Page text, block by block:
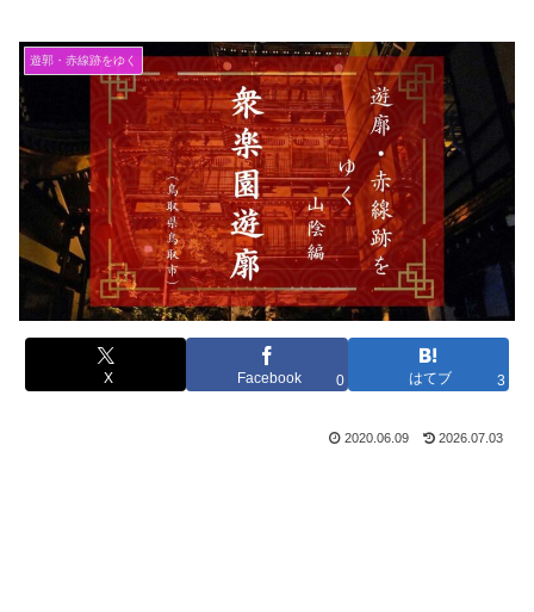
遊郭・赤線跡をゆく
X Facebook 0 はてブ 3
2020.06.09 2026.07.03